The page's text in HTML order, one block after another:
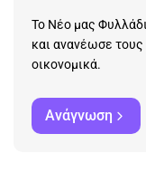
Το Νέο μας
και ανανέωσε
οικονομικά.
Ανάγνωση